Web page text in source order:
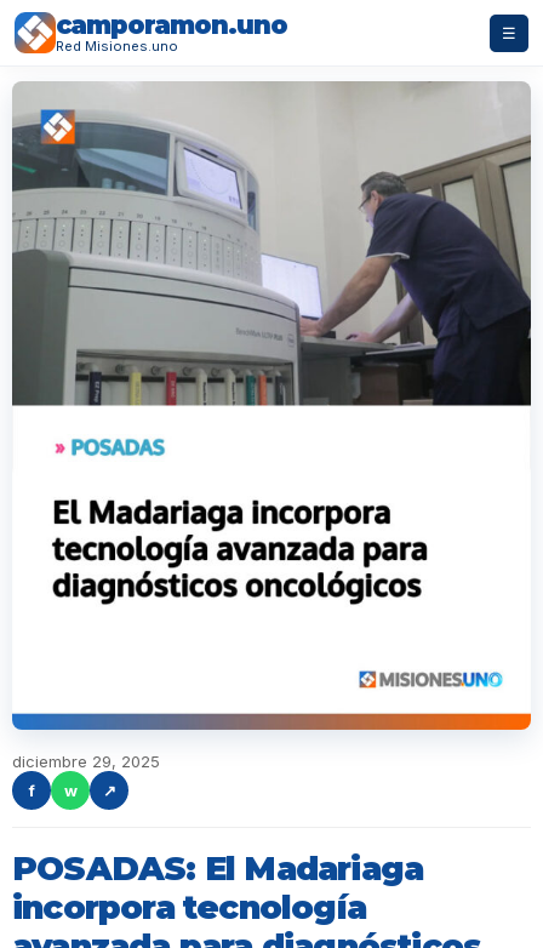
camporamon.uno
Red Misiones.uno
☰
diciembre 29, 2025
f
w ↗
POSADAS: El Madariaga
incorpora tecnología